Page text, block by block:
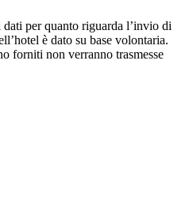
per quanto riguarda l’invio di
è dato su base volontaria.
forniti non verranno trasmesse